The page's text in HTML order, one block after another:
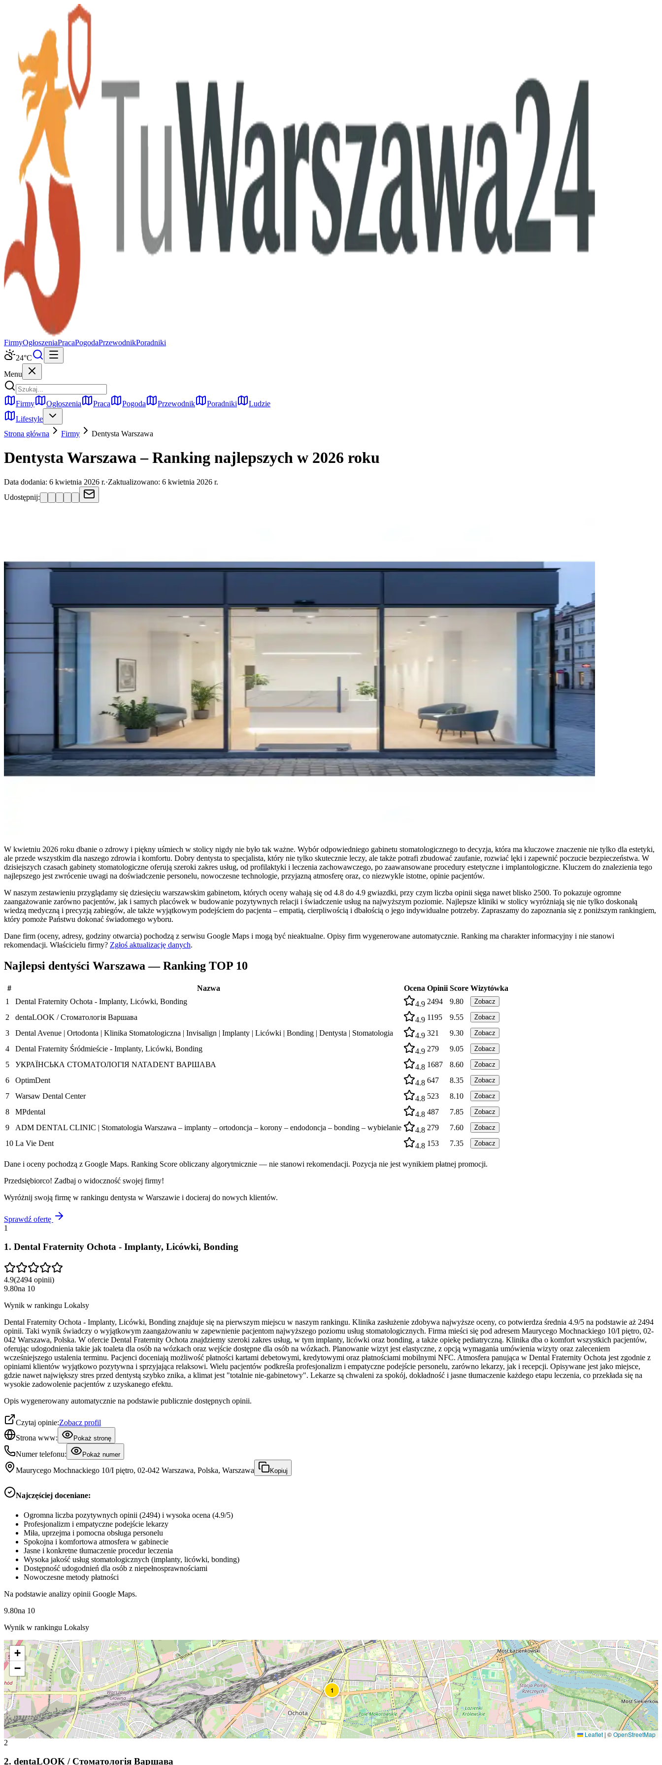
FirmyOgłoszeniaPracaPogodaPrzewodnikPoradniki
24°C
Menu
Firmy Ogłoszenia Praca Pogoda Przewodnik Poradniki
Ludzie
Lifestyle
Strona główna
Firmy Dentysta Warszawa
Dentysta Warszawa – Ranking najlepszych w 2026 roku
Data dodania: 6 kwietnia 2026 r.·Zaktualizowano: 6 kwietnia 2026 r.
Udostępnij:
W kwietniu 2026 roku dbanie o zdrowy i piękny uśmiech w stolicy nigdy nie było tak ważne. Wybór odpowiedniego gabinetu stomatologicznego to decyzja, która ma kluczowe znaczenie nie tylko dla estetyki,
ale przede wszystkim dla naszego zdrowia i komfortu. Dobry dentysta to specjalista, który nie tylko skutecznie leczy, ale także potrafi zbudować zaufanie, rozwiać lęki i zapewnić poczucie bezpieczeństwa. W
dzisiejszych czasach gabinety stomatologiczne oferują szeroki zakres usług, od profilaktyki i leczenia zachowawczego, po zaawansowane procedury estetyczne i implantologiczne. Kluczem do znalezienia tego
najlepszego jest zwrócenie uwagi na doświadczenie personelu, nowoczesne technologie, przyjazną atmosferę oraz, co niezwykle istotne, opinie pacjentów.
W naszym zestawieniu przyglądamy się dziesięciu warszawskim gabinetom, których oceny wahają się od 4.8 do 4.9 gwiazdki, przy czym liczba opinii sięga nawet blisko 2500. To pokazuje ogromne
zaangażowanie zarówno pacjentów, jak i samych placówek w budowanie pozytywnych relacji i świadczenie usług na najwyższym poziomie. Najlepsze kliniki w stolicy wyróżniają się nie tylko doskonałą
wiedzą medyczną i precyzją zabiegów, ale także wyjątkowym podejściem do pacjenta – empatią, cierpliwością i dbałością o jego indywidualne potrzeby. Zapraszamy do zapoznania się z poniższym rankingiem,
który pomoże Państwu dokonać świadomego wyboru.
Dane firm (oceny, adresy, godziny otwarcia) pochodzą z serwisu Google Maps i mogą być nieaktualne. Opisy firm wygenerowane automatycznie. Ranking ma charakter informacyjny i nie stanowi
rekomendacji. Właścicielu firmy? Zgłoś aktualizację danych.
Najlepsi dentyści Warszawa — Ranking TOP 10
# Nazwa Ocena Opinii Score Wizytówka
1
Dental Fraternity Ochota - Implanty, Licówki, Bonding 4.9 2494 9.80 Zobacz
2 dentaLOOK / Стоматологія Варшава 4.9 1195 9.55 Zobacz
3 Dental Avenue | Ortodonta | Klinika Stomatologiczna | Invisalign | Implanty | Licówki | Bonding | Dentysta | Stomatologia 4.9 321 9.30 Zobacz
4 Dental Fraternity Śródmieście - Implanty, Licówki, Bonding 4.9 279 9.05 Zobacz
5 УКРАЇНСЬКА СТОМАТОЛОГІЯ NATADENT ВАРШАВА 4.8 1687 8.60 Zobacz
6 OptimDent 4.8 647 8.35 Zobacz
7 Warsaw Dental Center 4.8 523 8.10 Zobacz
8 MPdental 4.8 487 7.85 Zobacz
9 ADM DENTAL CLINIC | Stomatologia Warszawa – implanty – ortodoncja – korony – endodoncja – bonding – wybielanie 4.8 279 7.60 Zobacz
10 La Vie Dent 4.8 153 7.35 Zobacz
Dane i oceny pochodzą z Google Maps. Ranking Score obliczany algorytmicznie — nie stanowi rekomendacji. Pozycja nie jest wynikiem płatnej promocji.
Przedsiębiorco! Zadbaj o widoczność swojej firmy!
Wyróżnij swoją firmę w rankingu dentysta w Warszawie i docieraj do nowych klientów.
Sprawdź ofertę
1
1. Dental Fraternity Ochota - Implanty, Licówki, Bonding
4.9(2494 opinii)
9.80na 10
Wynik w rankingu Lokalsy
Dental Fraternity Ochota - Implanty, Licówki, Bonding znajduje się na pierwszym miejscu w naszym rankingu. Klinika zasłużenie zdobywa najwyższe oceny, co potwierdza średnia 4.9/5 na podstawie aż 2494
opinii. Taki wynik świadczy o wyjątkowym zaangażowaniu w zapewnienie pacjentom najwyższego poziomu usług stomatologicznych. Firma mieści się pod adresem Maurycego Mochnackiego 10/I piętro, 02-
042 Warszawa, Polska. W ofercie Dental Fraternity Ochota znajdziemy szeroki zakres usług, w tym implanty, licówki oraz bonding, a także opiekę pediatryczną. Klinika dba o komfort wszystkich pacjentów,
oferując udogodnienia takie jak toaleta dla osób na wózkach oraz wejście dostępne dla osób na wózkach. Planowanie wizyt jest elastyczne, z opcją wymagania umówienia wizyty oraz zaleceniem
wcześniejszego ustalenia terminu. Pacjenci doceniają możliwość płatności kartami debetowymi, kredytowymi oraz płatnościami mobilnymi NFC. Atmosfera panująca w Dental Fraternity Ochota jest zgodnie z
opiniami klientów wyjątkowo pozytywna i sprzyjająca relaksowi. Wielu pacjentów podkreśla profesjonalizm i empatyczne podejście personelu, zarówno lekarzy, jak i recepcji. Opisywane jest jako miejsce,
gdzie nawet największy stres przed dentystą szybko znika, a klimat jest "totalnie nie-gabinetowy". Lekarze są chwaleni za spokój, dokładność i jasne tłumaczenie każdego etapu leczenia, co przekłada się na
wysokie zadowolenie pacjentów z uzyskanego efektu.
Opis wygenerowany automatycznie na podstawie publicznie dostępnych opinii.
Czytaj opinie:Zobacz profil
Strona www:
Pokaż stronę
Numer telefonu: Pokaż numer
Maurycego Mochnackiego 10/I piętro, 02-042 Warszawa, Polska, Warszawa Kopiuj
Najczęściej doceniane:
Ogromna liczba pozytywnych opinii (2494) i wysoka ocena (4.9/5)
Profesjonalizm i empatyczne podejście lekarzy
Miła, uprzejma i pomocna obsługa personelu
Spokojna i komfortowa atmosfera w gabinecie
Jasne i konkretne tłumaczenie procedur leczenia
Wysoka jakość usług stomatologicznych (implanty, licówki, bonding)
Dostępność udogodnień dla osób z niepełnosprawnościami
Nowoczesne metody płatności
Na podstawie analizy opinii Google Maps.
9.80na 10
Wynik w rankingu Lokalsy
1
+
−
Leaflet | ©OpenStreetMap
2
2. dentaLOOK / Стоматологія Варшава